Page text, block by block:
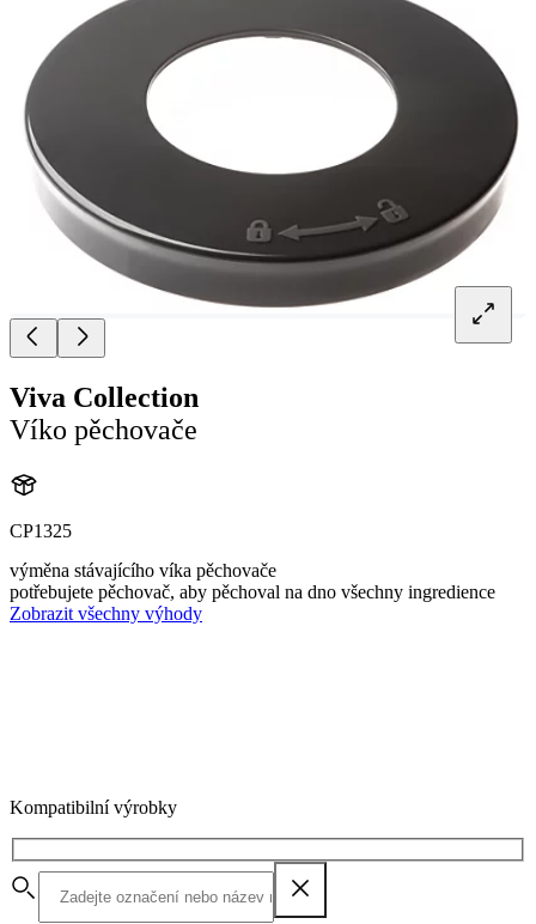
Viva Collection
Víko pěchovače
CP1325
výměna stávajícího víka pěchovače
potřebujete pěchovač, aby pěchoval na dno všechny ingredience
Zobrazit všechny výhody
Kompatibilní výrobky